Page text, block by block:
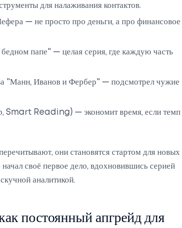
для налаживания контактов.
— не просто про деньги, а про финансовое
папе" — целая серия, где каждую часть
"Манн, Иванов и Фербер" — подсмотрел чужие
Smart Reading) — экономит время, если темп
они становятся стартом для новых
своё первое дело, вдохновившись серией
аналитикой.
постоянный апгрейд для